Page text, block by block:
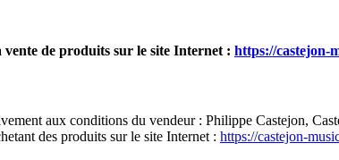
de produits sur le site Internet : https://castejon-
aux conditions du vendeur : Philippe Castejon,
des produits sur le site Internet : https://castejon-